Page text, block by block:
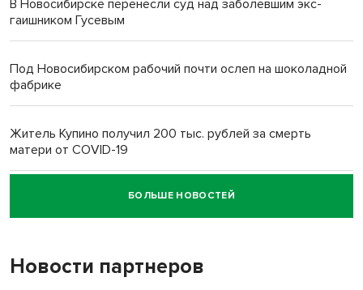
В Новосибирске перенесли суд над заболевшим экс-
гаишником Гусевым
Под Новосибирском рабочий почти ослеп на шоколадной
фабрике
Житель Купино получил 200 тыс. рублей за смерть
матери от COVID-19
Новосибирский суд наказал водителя за смерть
пенсионерки на вокзале
«Мы живём на пастбище!»: в новосибирском селе лошади
терроризируют жителей
БОЛЬШЕ НОВОСТЕЙ
Новости партнеров